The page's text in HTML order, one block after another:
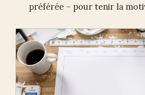
préférée – pour tenir la